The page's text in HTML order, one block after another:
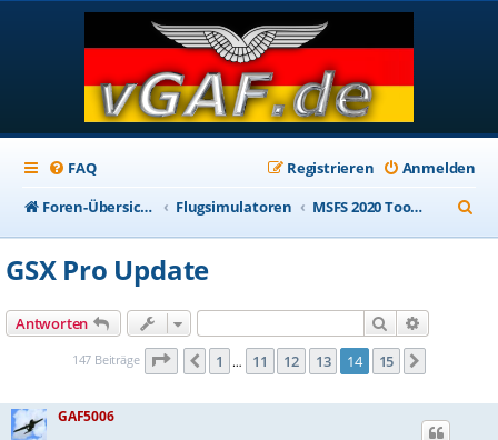
FAQ Anmelden
Registrieren
Foren-Übersicht
Flugsimulatoren MSFS 2020 Tools & Utilities
u
GSX Pro Update
Antworten Suche
147 Beiträge Seite 14 von15
Vorherige
1 … 11 12 13 14 15
GAF5006